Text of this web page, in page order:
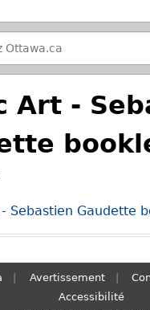
Art -
- Sebastien Gaudette
Avertissement
Accessibilité